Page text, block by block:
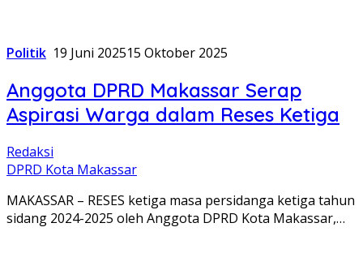
Politik 19 Juni 202515 Oktober 2025
Anggota DPRD Makassar Serap
Aspirasi Warga dalam Reses Ketiga
Redaksi
DPRD Kota Makassar
MAKASSAR – RESES ketiga masa persidanga ketiga tahun
sidang 2024-2025 oleh Anggota DPRD Kota Makassar,…